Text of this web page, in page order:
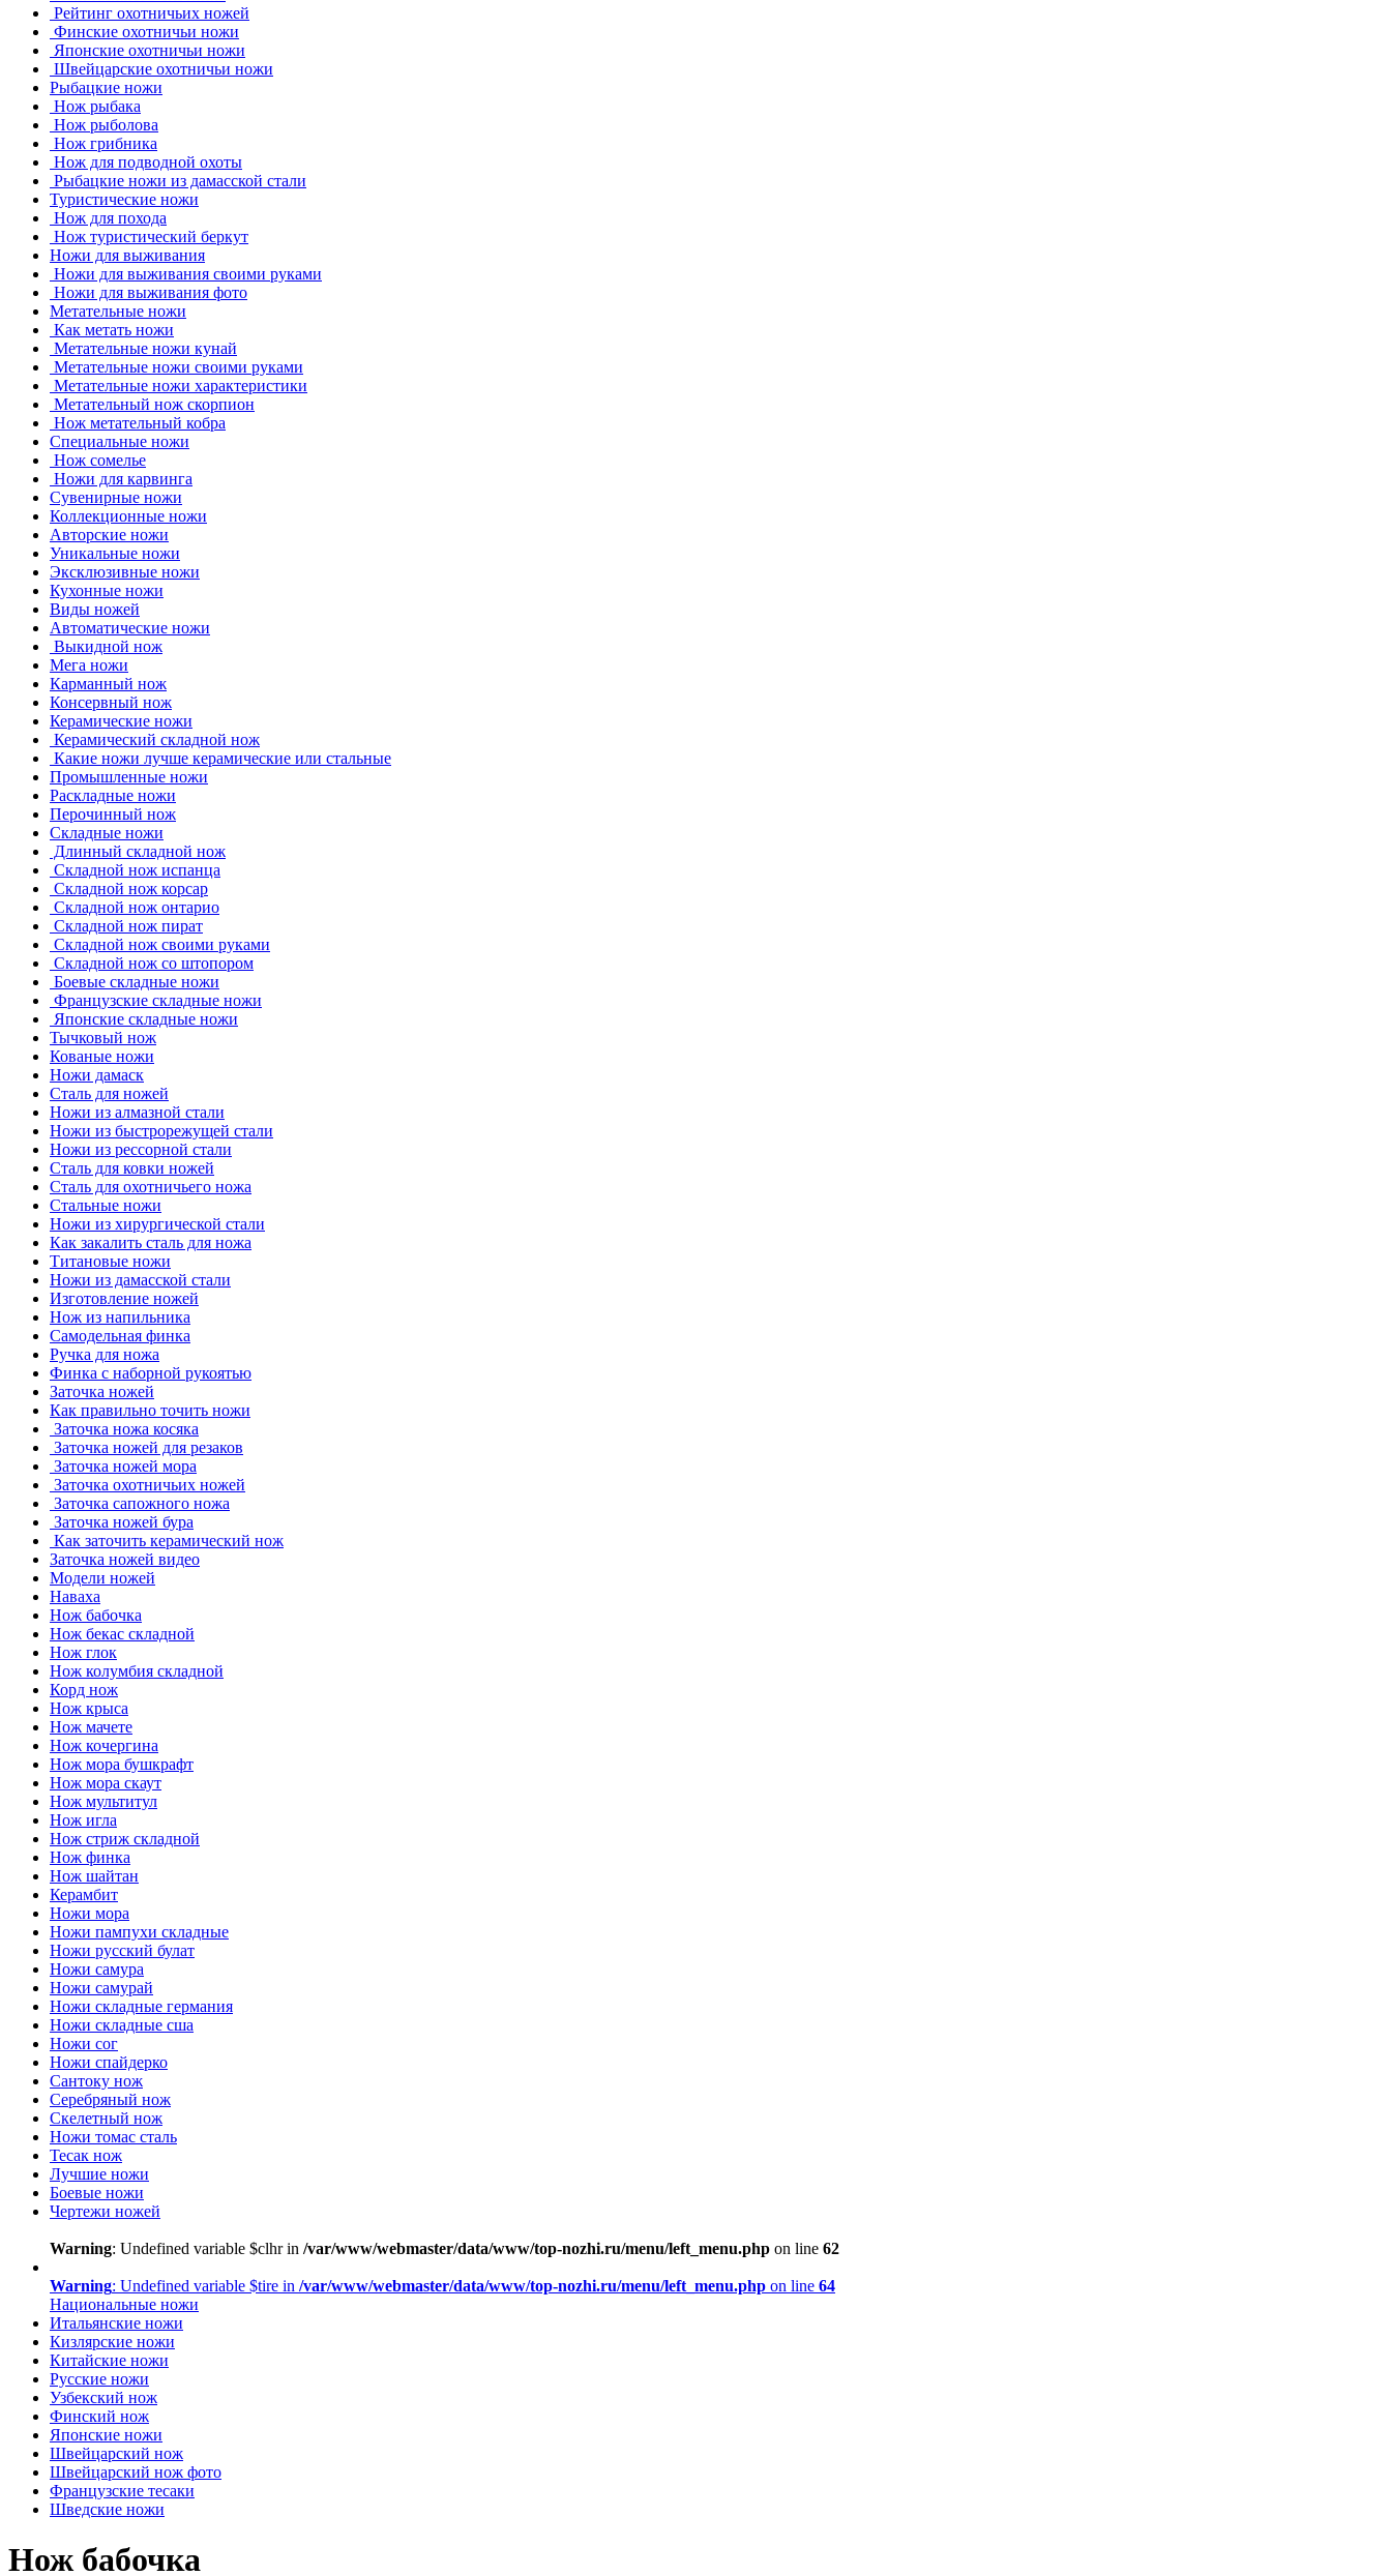
Рейтинг охотничьих ножей
Финские охотничьи ножи
Японские охотничьи ножи
Швейцарские охотничьи ножи
Рыбацкие ножи
Нож рыбака
Нож рыболова
Нож грибника
Нож для подводной охоты
Рыбацкие ножи из дамасской стали
Туристические ножи
Нож для похода
Нож туристический беркут
Ножи для выживания
Ножи для выживания своими руками
Ножи для выживания фото
Метательные ножи
Как метать ножи
Метательные ножи кунай
Метательные ножи своими руками
Метательные ножи характеристики
Метательный нож скорпион
Нож метательный кобра
Специальные ножи
Нож сомелье
Ножи для карвинга
Сувенирные ножи
Коллекционные ножи
Авторские ножи
Уникальные ножи
Эксклюзивные ножи
Кухонные ножи
Виды ножей
Автоматические ножи
Выкидной нож
Мега ножи
Карманный нож
Консервный нож
Керамические ножи
Керамический складной нож
Какие ножи лучше керамические или стальные
Промышленные ножи
Раскладные ножи
Перочинный нож
Складные ножи
Длинный складной нож
Складной нож испанца
Складной нож корсар
Складной нож онтарио
Складной нож пират
Складной нож своими руками
Складной нож со штопором
Боевые складные ножи
Французские складные ножи
Японские складные ножи
Тычковый нож
Кованые ножи
Ножи дамаск
Сталь для ножей
Ножи из алмазной стали
Ножи из быстрорежущей стали
Ножи из рессорной стали
Сталь для ковки ножей
Сталь для охотничьего ножа
Стальные ножи
Ножи из хирургической стали
Как закалить сталь для ножа
Титановые ножи
Ножи из дамасской стали
Изготовление ножей
Нож из напильника
Самодельная финка
Ручка для ножа
Финка с наборной рукоятью
Заточка ножей
Как правильно точить ножи
Заточка ножа косяка
Заточка ножей для резаков
Заточка ножей мора
Заточка охотничьих ножей
Заточка сапожного ножа
Заточка ножей бура
Как заточить керамический нож
Заточка ножей видео
Модели ножей
Наваха
Нож бабочка
Нож бекас складной
Нож глок
Нож колумбия складной
Корд нож
Нож крыса
Нож мачете
Нож кочергина
Нож мора бушкрафт
Нож мора скаут
Нож мультитул
Нож игла
Нож стриж складной
Нож финка
Нож шайтан
Керамбит
Ножи мора
Ножи пампухи складные
Ножи русский булат
Ножи самура
Ножи самурай
Ножи складные германия
Ножи складные сша
Ножи сог
Ножи спайдерко
Сантоку нож
Серебряный нож
Скелетный нож
Ножи томас сталь
Тесак нож
Лучшие ножи
Боевые ножи
Чертежи ножей
Warning: Undefined variable $clhr in /var/www/webmaster/data/www/top-nozhi.ru/menu/left_menu.php on line 62
Warning: Undefined variable $tire in /var/www/webmaster/data/www/top-nozhi.ru/menu/left_menu.php on line 64
Национальные ножи
Итальянские ножи
Кизлярские ножи
Китайские ножи
Русские ножи
Узбекский нож
Финский нож
Японские ножи
Швейцарский нож
Швейцарский нож фото
Французские тесаки
Шведские ножи
Нож бабочка